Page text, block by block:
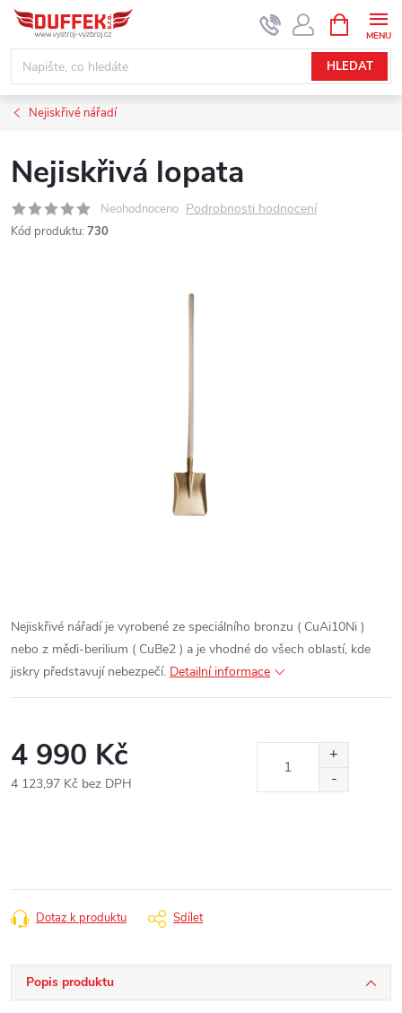
Přejít
obsah
HLEDAT
NÁKUPNÍ
KOŠÍK
Nejiskřivé nářadí
Nejiskřivá lopata
Neohodnoceno Podrobnosti hodnocení
Kód produktu: 730
Nejiskřivé nářadí je vyrobené ze speciálního bronzu ( CuAi10Ni )
nebo z měďi-berilium ( CuBe2 ) a je vhodné do všech oblastí, kde
jiskry představují nebezpečí. Detailní informace
4 990 Kč
4 123,97 Kč bez DPH
Dotaz k produktu Sdílet
Popis produktu